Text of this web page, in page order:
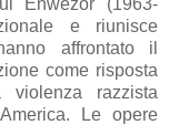
e riunisce
affrontato il
come risposta
violenza razzista
Le opere